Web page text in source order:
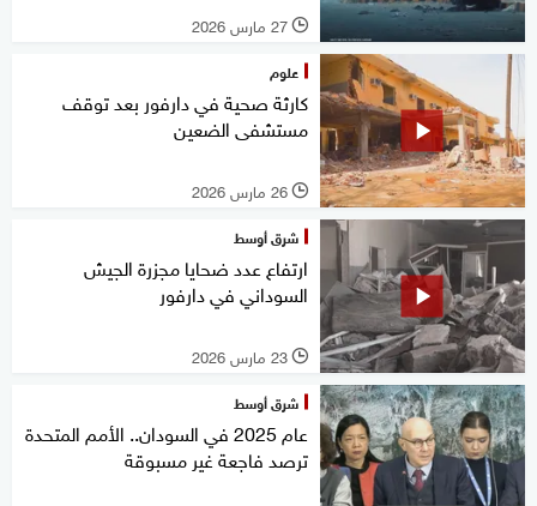
l 27 مارس 2026
علوم
كارثة صحية في دارفور بعد توقف
مستشفى الضعين
l 26 مارس 2026
شرق أوسط
ارتفاع عدد ضحايا مجزرة الجيش
السوداني في دارفور
l 23 مارس 2026
شرق أوسط
عام 2025 في السودان.. الأمم المتحدة
ترصد فاجعة غير مسبوقة